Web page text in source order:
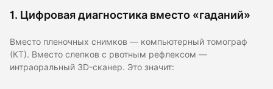
1. Цифровая диагностика вместо «гаданий»
Вместо пленочных снимков — компьютерный томограф
(КТ). Вместо слепков с рвотным рефлексом —
интраоральный 3D-сканер. Это значит: